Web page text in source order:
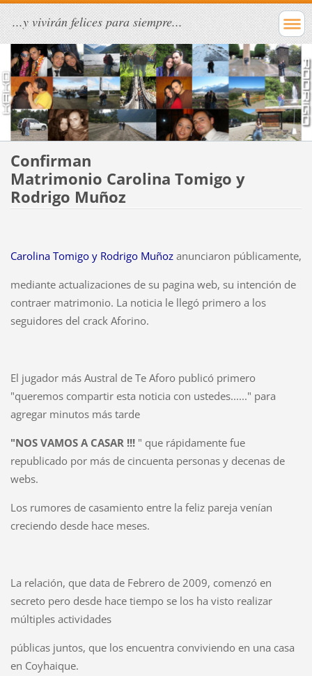
...y vivirán felices para siempre...
Confirman
Matrimonio Carolina Tomigo y
Rodrigo Muñoz
Carolina Tomigo y Rodrigo Muñoz anunciaron públicamente,
mediante actualizaciones de su pagina web, su intención de
contraer matrimonio. La noticia le llegó primero a los
seguidores del crack Aforino.
El jugador más Austral de Te Aforo publicó primero
"queremos compartir esta noticia con ustedes......" para
agregar minutos más tarde
"NOS VAMOS A CASAR !!!" que rápidamente fue
republicado por más de cincuenta personas y decenas de
webs.
Los rumores de casamiento entre la feliz pareja venían
creciendo desde hace meses.
La relación, que data de Febrero de 2009, comenzó en
secreto pero desde hace tiempo se los ha visto realizar
múltiples actividades
públicas juntos, que los encuentra conviviendo en una casa
en Coyhaique.